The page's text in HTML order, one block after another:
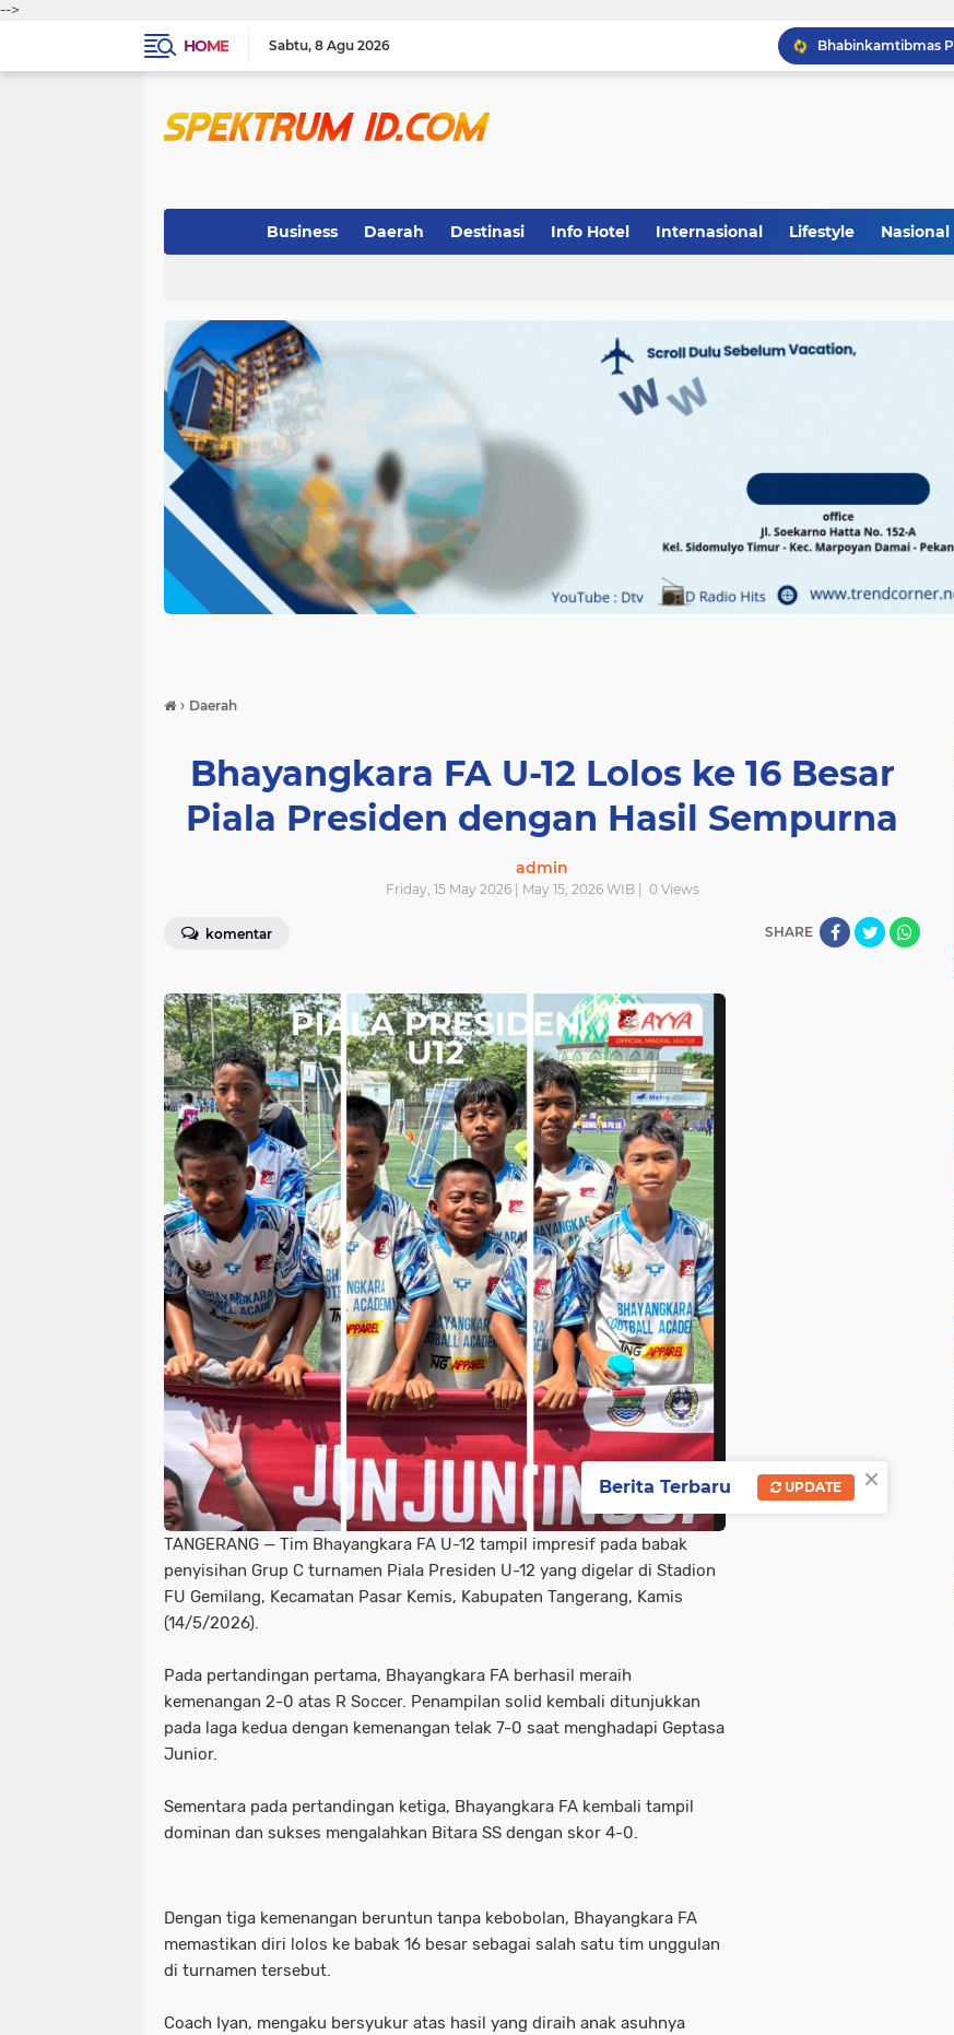
-->
HOME
Sabtu 8 Agu 2026
Business Daerah Destinasi Info Hotel Internasional Lifestyle Nasional
› Daerah
Bhayangkara FA U-12 Lolos ke 16 Besar
Piala Presiden dengan Hasil Sempurna
admin
Friday, 15 May 2026 | May 15, 2026 WIB | 0Views
komentar SHARE
TANGERANG — Tim Bhayangkara FA U-12 tampil impresif pada babak
penyisihan Grup C turnamen Piala Presiden U-12 yang digelar di Stadion
FU Gemilang, Kecamatan Pasar Kemis, Kabupaten Tangerang, Kamis
(14/5/2026).
Pada pertandingan pertama, Bhayangkara FA berhasil meraih
kemenangan 2-0 atas R Soccer. Penampilan solid kembali ditunjukkan
pada laga kedua dengan kemenangan telak 7-0 saat menghadapi Geptasa
Junior.
Sementara pada pertandingan ketiga, Bhayangkara FA kembali tampil
dominan dan sukses mengalahkan Bitara SS dengan skor 4-0.
Dengan tiga kemenangan beruntun tanpa kebobolan, Bhayangkara FA
memastikan diri lolos ke babak 16 besar sebagai salah satu tim unggulan
di turnamen tersebut.
Coach Iyan, mengaku bersyukur atas hasil yang diraih anak asuhnya
×
Berita Terbaru UPDATE